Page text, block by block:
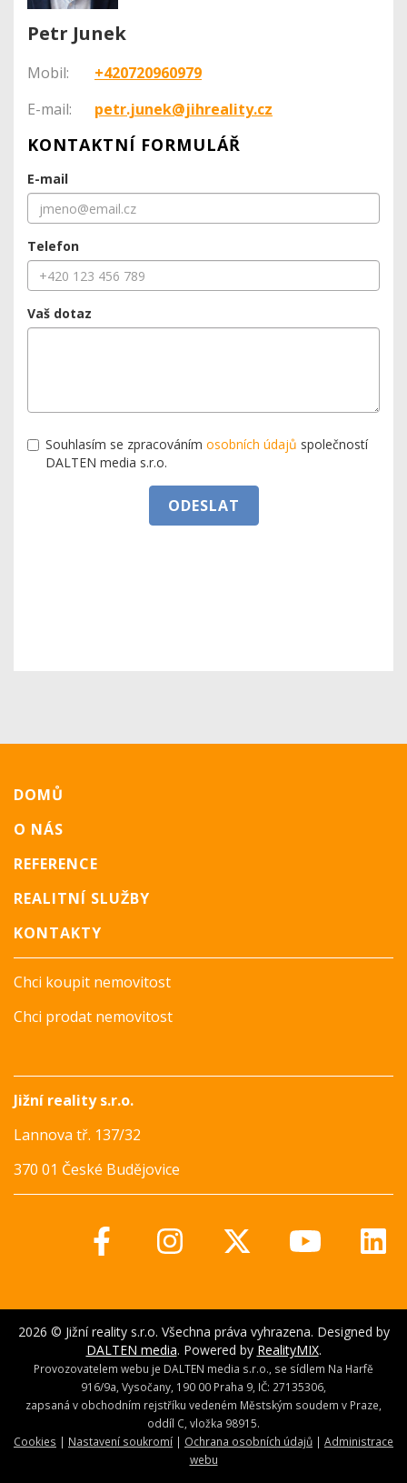
Petr Junek
Mobil:
+420720960979
E-mail:
petr.junek@jihreality.cz
KONTAKTNÍ FORMULÁŘ
E-mail
Telefon
Vaš dotaz
Souhlasím se zpracováním osobních údajů společností
DALTEN media s.r.o.
ODESLAT
DOMŮ
O NÁS
REFERENCE
REALITNÍ SLUŽBY
KONTAKTY
Chci koupit nemovitost
Chci prodat nemovitost
Jižní reality s.r.o.
Lannova tř. 137/32
370 01 České Budějovice
2026 © Jižní reality s.r.o. Všechna práva vyhrazena. Designed by
DALTEN media. Powered by RealityMIX.
Provozovatelem webu je DALTEN media s.r.o., se sídlem Na Harfě
916/9a, Vysočany, 190 00 Praha 9, IČ: 27135306,
zapsaná v obchodním rejstříku vedeném Městským soudem v Praze,
oddíl C, vložka 98915.
Cookies | Nastavení soukromí | Ochrana osobních údajů | Administrace
webu